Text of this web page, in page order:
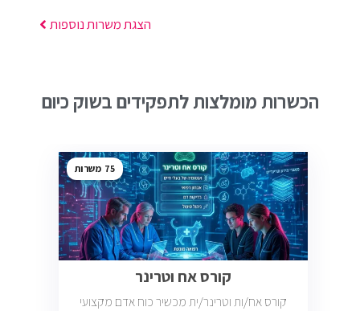
הצגת משרות נוספות
הכשרות מומלצות לתפקידים בשוק כיום
75
קורס אח וטרינר
קורס אח/ות וטרינר/ית מכשיר כוח אדם מקצועי